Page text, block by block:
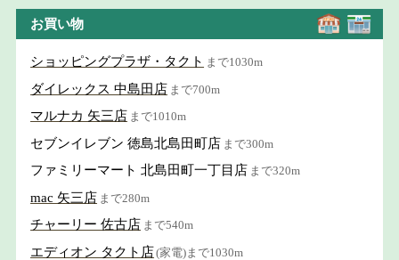
お買い物
ショッピングプラザ・タクト まで1030m
ダイレックス 中島田店 まで700m
マルナカ 矢三店 まで1010m
セブンイレブン 徳島北島田町店 まで300m
ファミリーマート 北島田町一丁目店 まで320m
mac 矢三店 まで280m
チャーリー 佐古店 まで540m
エディオン タクト店(家電)まで1030m